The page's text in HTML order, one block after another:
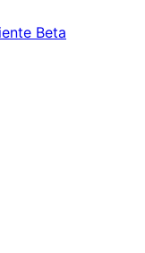
Beta